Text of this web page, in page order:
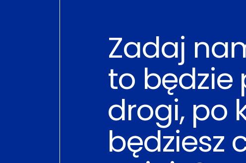
Zadaj
to będzie
drogi, po
będziesz